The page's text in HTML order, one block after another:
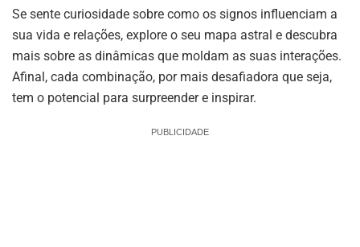
Se sente curiosidade sobre como os signos influenciam a
sua vida e relações, explore o seu mapa astral e descubra
mais sobre as dinâmicas que moldam as suas interações.
Afinal, cada combinação, por mais desafiadora que seja,
tem o potencial para surpreender e inspirar.
PUBLICIDADE